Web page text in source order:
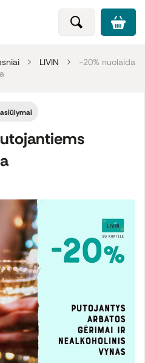
LIVIN
-20% nuolaida